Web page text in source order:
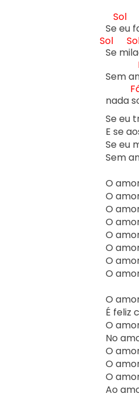
Se
Sol
eu
Sol
Se mil
Sem
nada s
Se eu
E se
Se eu
Sem
O
O
O
O
O
O
O
O
O
É feliz
O
No
O
O
O
Ao